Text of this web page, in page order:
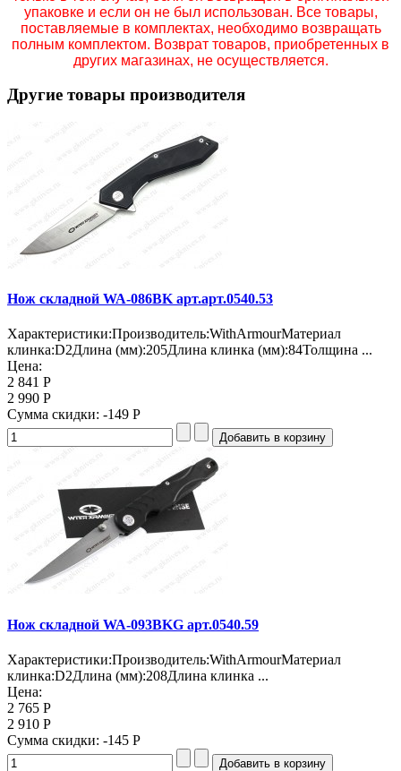
упаковке и если он не был использован. Все товары,
поставляемые в комплектах, необходимо возвращать
полным комплектом. Возврат товаров, приобретенных в
других магазинах, не осуществляется.
Другие товары производителя
Нож складной WA-086BK арт.арт.0540.53
Характеристики:Производитель:WithArmourМатериал
клинка:D2Длина (мм):205Длина клинка (мм):84Толщина ...
Цена:
2 841 Р
2 990 Р
Сумма скидки: -149 Р
Нож складной WA-093BKG арт.0540.59
Характеристики:Производитель:WithArmourМатериал
клинка:D2Длина (мм):208Длина клинка ...
Цена:
2 765 Р
2 910 Р
Сумма скидки: -145 Р